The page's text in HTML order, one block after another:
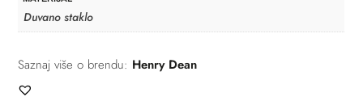
Duvano staklo
Saznaj više o brendu: Henry Dean